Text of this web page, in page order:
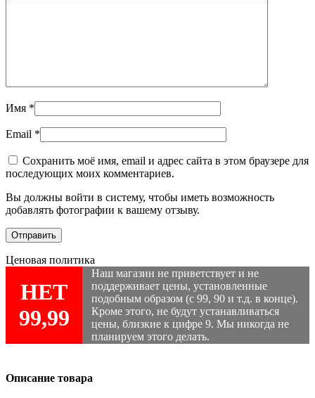
Имя *
Email *
Сохранить моё имя, email и адрес сайта в этом браузере для
последующих моих комментариев.
Вы должны войти в систему, чтобы иметь возможность
добавлять фотографии к вашему отзыву.
Ценовая политика
НЕТ
99,99
Наш магазин не приветствует и не
поддерживает цены, установленные
подобным образом (с 99, 90 и т.д. в конце).
Кроме этого, не будут устанавливаться
цены, близкие к цифре 9. Мы никогда не
планируем этого делать.
Описание товара